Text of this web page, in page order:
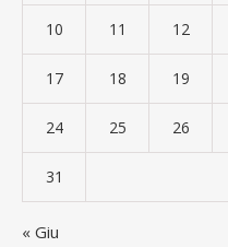
10 11 12
17 18 19
24 25 26
31
« Giu